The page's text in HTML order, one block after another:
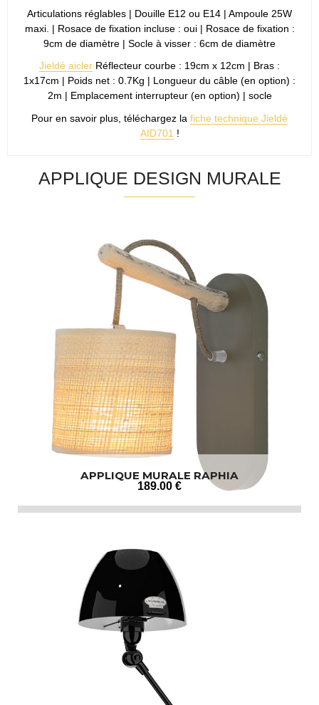
Articulations réglables | Douille E12 ou E14 | Ampoule 25W
maxi. | Rosace de fixation incluse : oui | Rosace de fixation :
9cm de diamètre | Socle à visser : 6cm de diamètre
Jieldé aicler Réflecteur courbe : 19cm x 12cm | Bras :
1x17cm | Poids net : 0.7Kg | Longueur du câble (en option) :
2m | Emplacement interrupteur (en option) | socle
Pour en savoir plus, téléchargez la fiche technique Jieldé
AID701 !
APPLIQUE DESIGN MURALE
APPLIQUE MURALE RAPHIA
189.00 €